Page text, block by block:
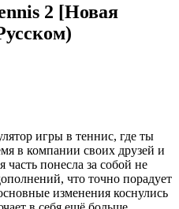
2 [Новая
игры в теннис, где ты
в компании своих друзей и
понесла за собой не
что точно порадует
изменения коснулись